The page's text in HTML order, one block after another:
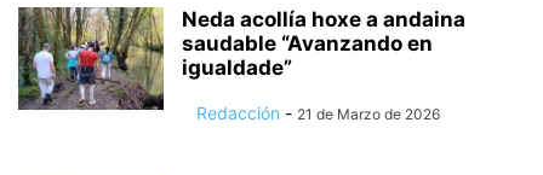
Neda acollía hoxe a andaina
saudable “Avanzando en
igualdade”
Redacción - 21 de Marzo de 2026